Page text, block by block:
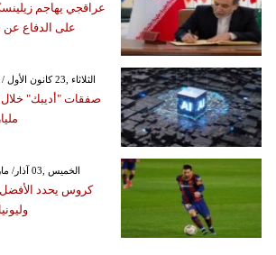
عراقجي يهاجم
على الدفاع عن
GMT 15:55 2025 الثلاثاء ,23 كانون الأول / ديسمبر
GMT 15:41 2022 الخميس ,03 آذار/ مارس
كروس يحدد الأفضل